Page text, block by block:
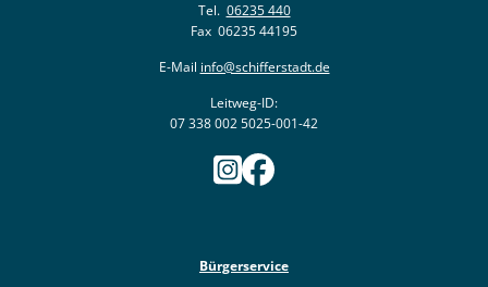
Tel. 06235 440
Fax 06235 44195
E-Mail info@schifferstadt.de
Leitweg-ID:
07 338 002 5025-001-42
Bürgerservice